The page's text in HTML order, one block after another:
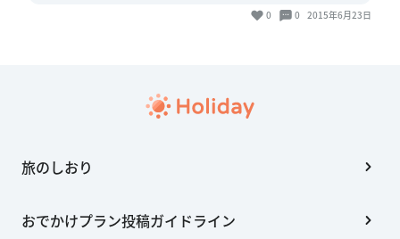
0 0 2015年6月23日
旅のしおり
おでかけプラン投稿ガイドライン